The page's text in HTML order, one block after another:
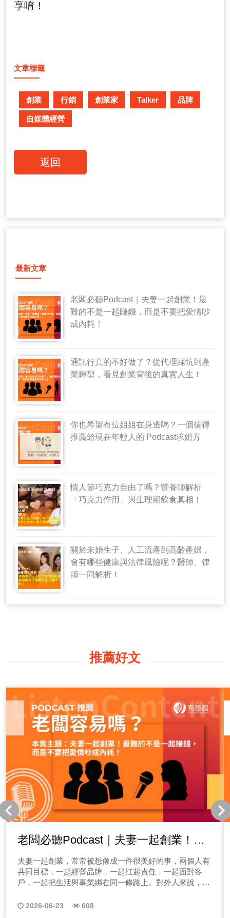
享唷！
文章標籤
創業 行銷 創業家 Talker 品牌
自媒體經營
返回
最新文章
老闆必聽Podcast｜夫妻一起創業！最
難的不是一起賺錢，而是不要把愛情吵
成內耗！
通訊行真的不好做了？從代理踩坑到產
業轉型，看見創業背後的真實人生！
你也希望有位姐姐在身邊嗎？一個值得
推薦給現在年輕人的 Podcast求姐方
情人節巧克力自由了嗎？營養師解析
「巧克力作用」與生理期飲食真相！
關於未婚生子、人工流產到高齡產婦，
會有哪些健康與法律風險呢？醫師、律
師一同解析！
推薦好文
老闆必聽Podcast｜夫妻一起創業！最
難的不是一起賺錢，而是不要把愛情吵
成內耗！
夫妻一起創業，常常被想像成一件很美好的事，兩個人有
共同目標，一起經營品牌，一起扛起責任，一起面對客
戶，一起把生活與事業綁在同一條路上。對外人來說，這
伴侶，成功時一起慶祝，辛苦時一起承擔。
2026-06-23 608